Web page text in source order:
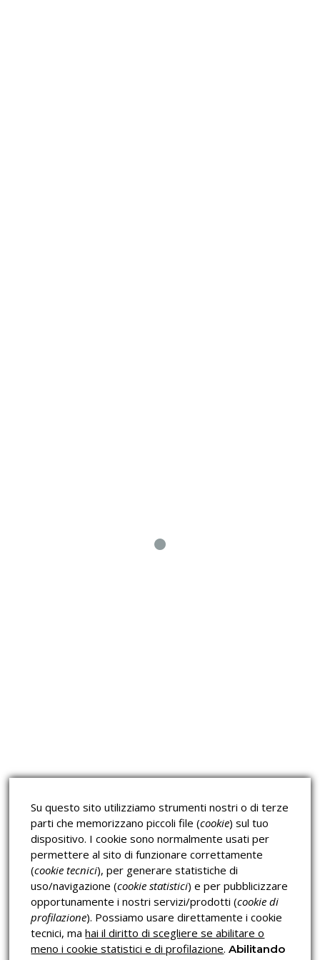
Verifica dell’autenticità
Privacy & Cookies Policy
Su questo sito utilizziamo strumenti nostri o di terze
parti che memorizzano piccoli file (cookie) sul tuo
dispositivo. I cookie sono normalmente usati per
permettere al sito di funzionare correttamente
(cookie tecnici), per generare statistiche di
uso/navigazione (cookie statistici) e per pubblicizzare
opportunamente i nostri servizi/prodotti (cookie di
profilazione). Possiamo usare direttamente i cookie
tecnici, mahai il diritto di scegliere se abilitare o
meno i cookie statistici e di profilazione.Abilitando